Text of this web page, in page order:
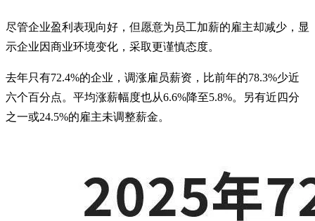
尽管企业盈利表现向好，但愿意为员工加薪的雇主却减少，显
示企业因商业环境变化，采取更谨慎态度。
去年只有72.4%的企业，调涨雇员薪资，比前年的78.3%少近
六个百分点。平均涨薪幅度也从6.6%降至5.8%。另有近四分
之一或24.5%的雇主未调整薪金。